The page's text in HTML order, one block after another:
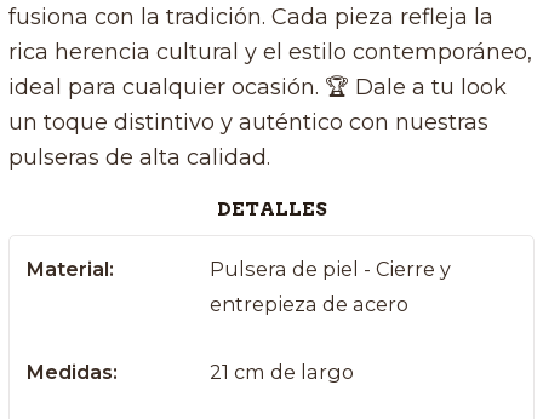
fusiona con la tradición. Cada pieza refleja la
rica herencia cultural y el estilo contemporáneo,
ideal para cualquier ocasión. 🏆 Dale a tu look
un toque distintivo y auténtico con nuestras
pulseras de alta calidad.
DETALLES
Material:
Pulsera de piel - Cierre y
entrepieza de acero
Medidas: 21 cm de largo